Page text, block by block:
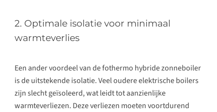
2. Optimale isolatie voor minimaal
warmteverlies
Een ander voordeel van de fothermo hybride zonneboiler
is de uitstekende isolatie. Veel oudere elektrische boilers
zijn slecht geïsoleerd, wat leidt tot aanzienlijke
warmteverliezen. Deze verliezen moeten voortdurend